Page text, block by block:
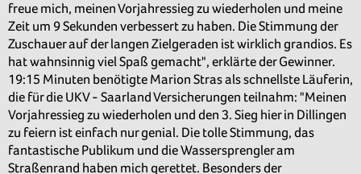
freue mich, meinen Vorjahressieg zu wiederholen und meine
Zeit um 9 Sekunden verbessert zu haben. Die Stimmung der
Zuschauer auf der langen Zielgeraden ist wirklich grandios. Es
hat wahnsinnig viel Spaß gemacht", erklärte der Gewinner.
19:15 Minuten benötigte Marion Stras als schnellste Läuferin,
die für die UKV - Saarland Versicherungen teilnahm: "Meinen
Vorjahressieg zu wiederholen und den 3. Sieg hier in Dillingen
zu feiern ist einfach nur genial. Die tolle Stimmung, das
fantastische Publikum und die Wassersprengler am
Straßenrand haben mich gerettet. Besonders der